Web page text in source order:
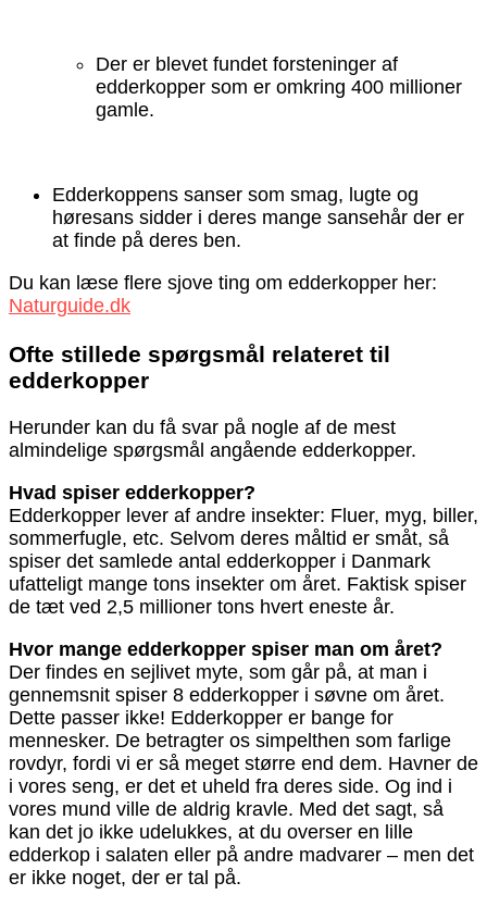
Der er blevet fundet forsteninger af
edderkopper som er omkring 400 millioner
gamle.
Edderkoppens sanser som smag, lugte og
høresans sidder i deres mange sansehår der er
at finde på deres ben.
Du kan læse flere sjove ting om edderkopper her:
Naturguide.dk
Ofte stillede spørgsmål relateret til
edderkopper
Herunder kan du få svar på nogle af de mest
almindelige spørgsmål angående edderkopper.
Hvad spiser edderkopper?
Edderkopper lever af andre insekter: Fluer, myg, biller,
sommerfugle, etc. Selvom deres måltid er småt, så
spiser det samlede antal edderkopper i Danmark
ufatteligt mange tons insekter om året. Faktisk spiser
de tæt ved 2,5 millioner tons hvert eneste år.
Hvor mange edderkopper spiser man om året?
Der findes en sejlivet myte, som går på, at man i
gennemsnit spiser 8 edderkopper i søvne om året.
Dette passer ikke! Edderkopper er bange for
mennesker. De betragter os simpelthen som farlige
rovdyr, fordi vi er så meget større end dem. Havner de
i vores seng, er det et uheld fra deres side. Og ind i
vores mund ville de aldrig kravle. Med det sagt, så
kan det jo ikke udelukkes, at du overser en lille
edderkop i salaten eller på andre madvarer – men det
er ikke noget, der er tal på.